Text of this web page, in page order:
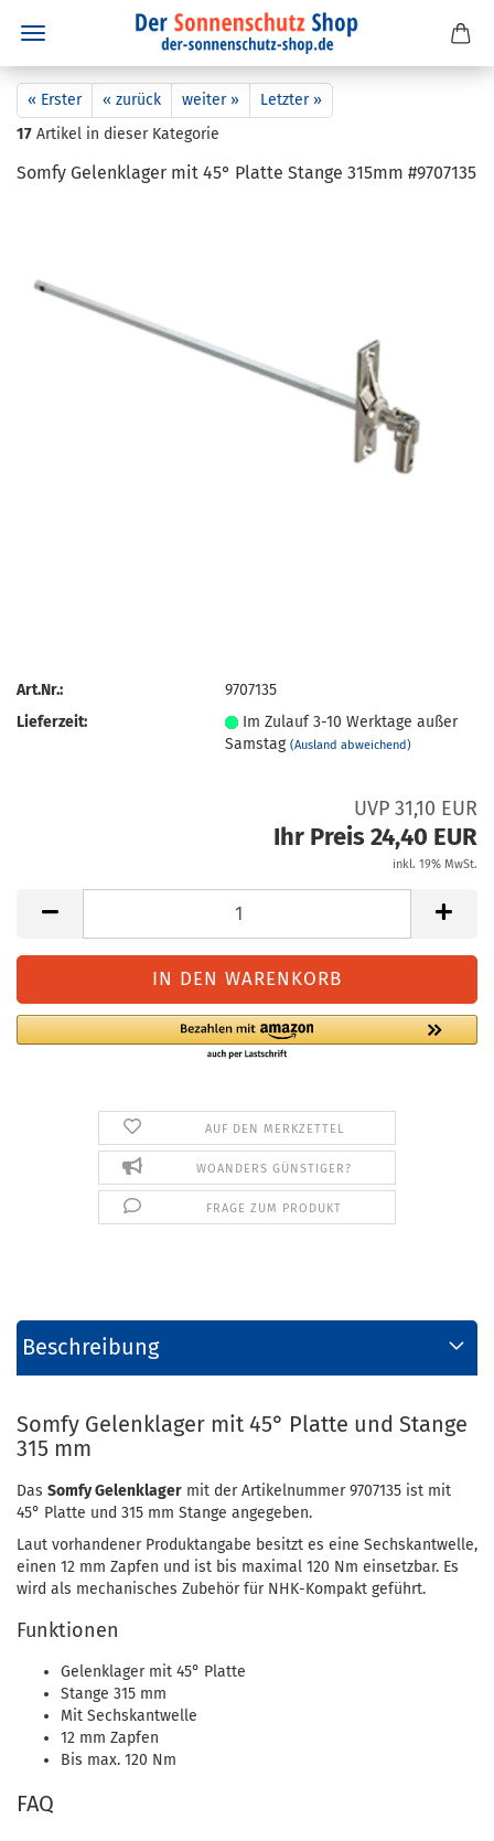
« Erster « zurück weiter »
Letzter »
17 Artikel in dieser Kategorie
Somfy Ge­lenk­la­ger mit 45° Plat­te Stan­ge 315mm #9707135
Art.Nr.:
9707135
Lieferzeit:
Im Zulauf 3-10 Werktage außer
Samstag(Ausland abweichend)
UVP 31,10 EUR
Ihr Preis 24,40 EUR
inkl. 19% MwSt.
AUF DEN MERKZETTEL
WOANDERS GÜNSTIGER?
FRAGE ZUM PRODUKT
Beschreibung
Somfy Gelenklager mit 45° Platte und Stange
315 mm
Das Somfy Gelenklager mit der Artikelnummer 9707135 ist mit
45° Platte und 315 mm Stange angegeben.
Laut vorhandener Produktangabe besitzt es eine Sechskantwelle,
einen 12 mm Zapfen und ist bis maximal 120 Nm einsetzbar. Es
wird als mechanisches Zubehör für NHK-Kompakt geführt.
Funktionen
Gelenklager mit 45° Platte
Stange 315 mm
Mit Sechskantwelle
12 mm Zapfen
Bis max. 120 Nm
FAQ